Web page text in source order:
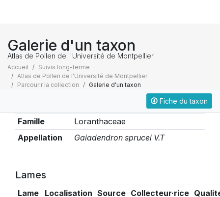
Galerie d'un taxon
Atlas de Pollen de l'Université de Montpellier
Accueil
Suivis long-terme
Atlas de Pollen de l'Université de Montpellier
Parcourir la collection
Galerie d'un taxon
Fiche du taxon
Famille
Loranthaceae
Appellation
Gaiadendron sprucei V.T
Lames
Lame Localisation Source Collecteur·rice